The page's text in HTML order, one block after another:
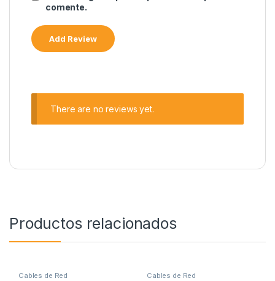
comente.
There are no reviews yet.
Productos relacionados
Cables de Red Cables de Red